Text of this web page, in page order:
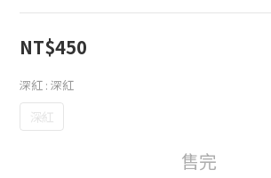
NT$450
深紅 : 深紅
深紅
售完